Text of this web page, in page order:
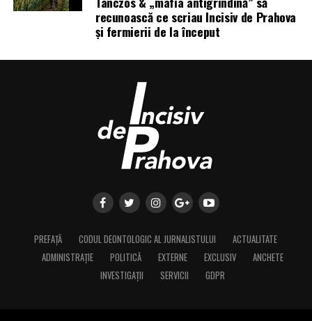
recunoască ce scriau Incisiv de Prahova
și fermierii de la început
PREFAȚĂ CODUL DEONTOLOGIC AL JURNALISTULUI
ACTUALITATE
ADMINISTRAȚIE
POLITICĂ EXTERNE EXCLUSIV
ANCHETE
INVESTIGAȚII
SERVICII GDPR